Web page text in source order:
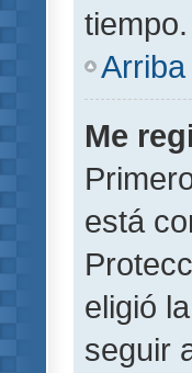
tiempo.
Arriba
Me
está
eligió
seguir